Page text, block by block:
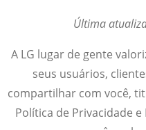
Última
A LG lugar de gente
seus usuários,
compartilhar com você,
Política de Privacidade